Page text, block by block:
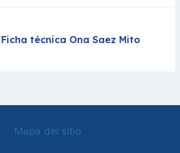
Ficha técnica Ona Saez Mito
Mapa del sitio